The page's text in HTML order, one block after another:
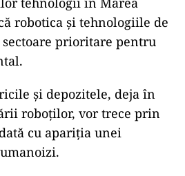
robotica și tehnologiile de
prioritare pentru
și depozitele, deja în
roboților, vor trece prin
cu apariția unei